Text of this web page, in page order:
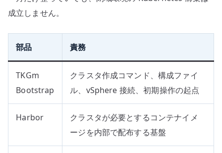
成立しません。
部品 責務
TKGm
Bootstrap
クラスタ作成コマンド、構成ファイ
ル、vSphere 接続、初期操作の起点
Harbor
クラスタが必要とするコンテナイメ
ージを内部で配布する基盤